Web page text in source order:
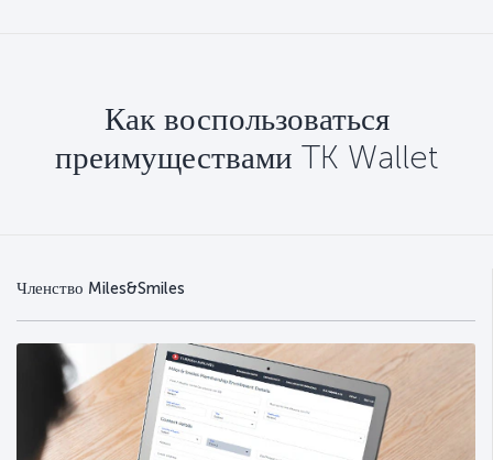
Как воспользоваться
преимуществами TK Wallet
Членство Miles&Smiles